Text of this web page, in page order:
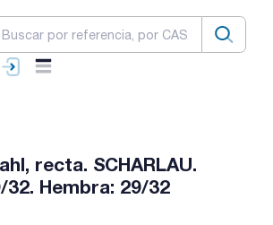
recta. SCHARLAU.
32. Hembra: 29/32